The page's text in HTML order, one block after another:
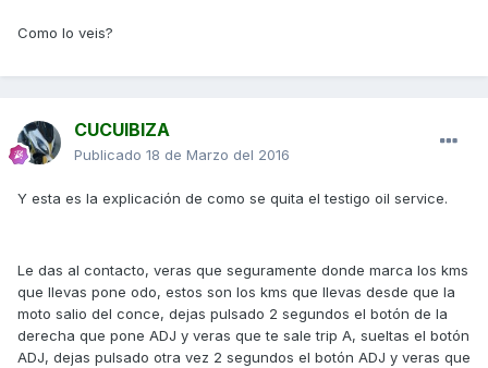
Como lo veis?
CUCUIBIZA
Publicado 18 de Marzo del 2016
Y esta es la explicación de como se quita el testigo oil service.
Le das al contacto, veras que seguramente donde marca los kms
que llevas pone odo, estos son los kms que llevas desde que la
moto salio del conce, dejas pulsado 2 segundos el botón de la
derecha que pone ADJ y veras que te sale trip A, sueltas el botón
ADJ, dejas pulsado otra vez 2 segundos el botón ADJ y veras que